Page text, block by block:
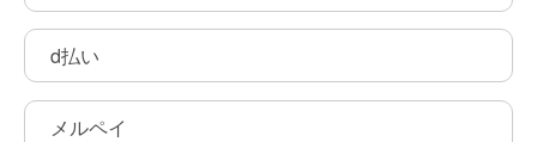
d払い
メルペイ